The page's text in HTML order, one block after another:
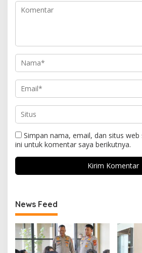
Simpan nama, email, dan situs
ini untuk komentar saya berikutnya.
News Feed